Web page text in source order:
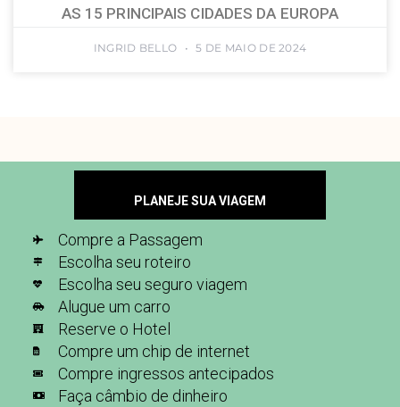
AS 15 PRINCIPAIS CIDADES DA EUROPA
INGRID BELLO 5 DE MAIO DE 2024
PLANEJE SUA VIAGEM
Compre a Passagem
Escolha seu roteiro
Escolha seu seguro viagem
Alugue um carro
Reserve o Hotel
Compre um chip de internet
Compre ingressos antecipados
Faça câmbio de dinheiro